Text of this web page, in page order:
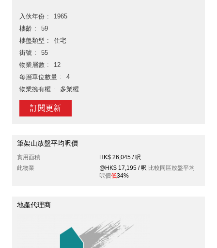
入伙年份
1965
樓齡
59
樓盤類型
住宅
街號
55
物業層數
12
每層單位數量
4
物業擁有權
多業權
訂閱更新
筆架山放盤平均呎價
實用面積
HK$ 26,045 / 呎
此物業
@HK$ 17,195 / 呎 比較同區放盤平均
呎價低34%
地產代理商